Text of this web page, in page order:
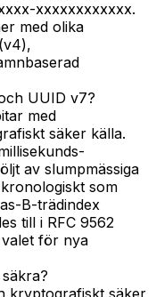
xxxxxxxxxxxx.
med olika
UUID v7?
med
säker källa.
av slumpmässiga
som
B-trädindex
till i RFC 9562
för nya
kryptografiskt säker